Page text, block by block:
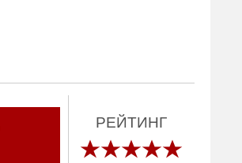
РЕЙТИНГ